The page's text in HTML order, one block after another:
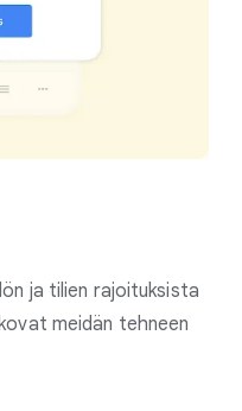
ja tilien rajoituksista
meidän tehneen